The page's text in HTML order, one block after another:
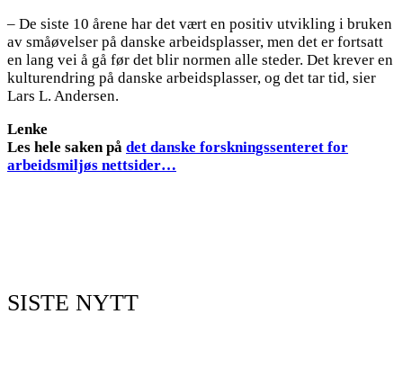
– De siste 10 årene har det vært en positiv utvikling i bruken
av småøvelser på danske arbeidsplasser, men det er fortsatt
en lang vei å gå før det blir normen alle steder. Det krever en
kulturendring på danske arbeidsplasser, og det tar tid, sier
Lars L. Andersen.
Lenke
Les hele saken på det danske forskningssenteret for
arbeidsmiljøs nettsider…
SISTE NYTT